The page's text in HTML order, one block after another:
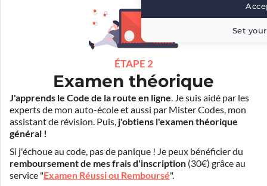
ÉTAPE 2
Examen théorique
J'apprends le Code de la route en ligne. Je suis aidé par les
experts de mon auto-école et aussi par Mister Codes, mon
assistant de révision. Puis, j'obtiens l'examen théorique
général !
Si j'échoue au code, pas de panique ! Je peux bénéficier du
remboursement de mes frais d'inscription (30€) grâce au
service "Examen Réussi ou Remboursé".
Set